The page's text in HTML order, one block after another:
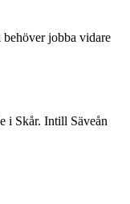
behöver jobba vidare
i Skår. Intill Säveån